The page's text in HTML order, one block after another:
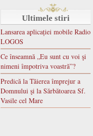
Ultimele stiri
Lansarea aplicației mobile Radio
LOGOS
Ce înseamnă „Eu sunt cu voi şi
nimeni împotriva voastră”?
Predică la Tăierea împrejur a
Domnului şi la Sărbătoarea Sf.
Vasile cel Mare